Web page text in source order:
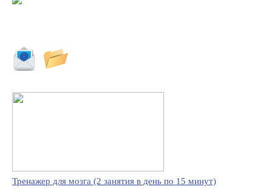
Тренажер для мозга (2 занятия в день по 15 минут)